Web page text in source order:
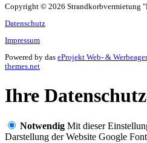
Copyright © 2026 Strandkorbvermietung
Datenschutz
Impressum
Powered by das eProjekt Web- &
themes.net
Ihre
Notwendig Mit dieser
Darstellung der Website Google